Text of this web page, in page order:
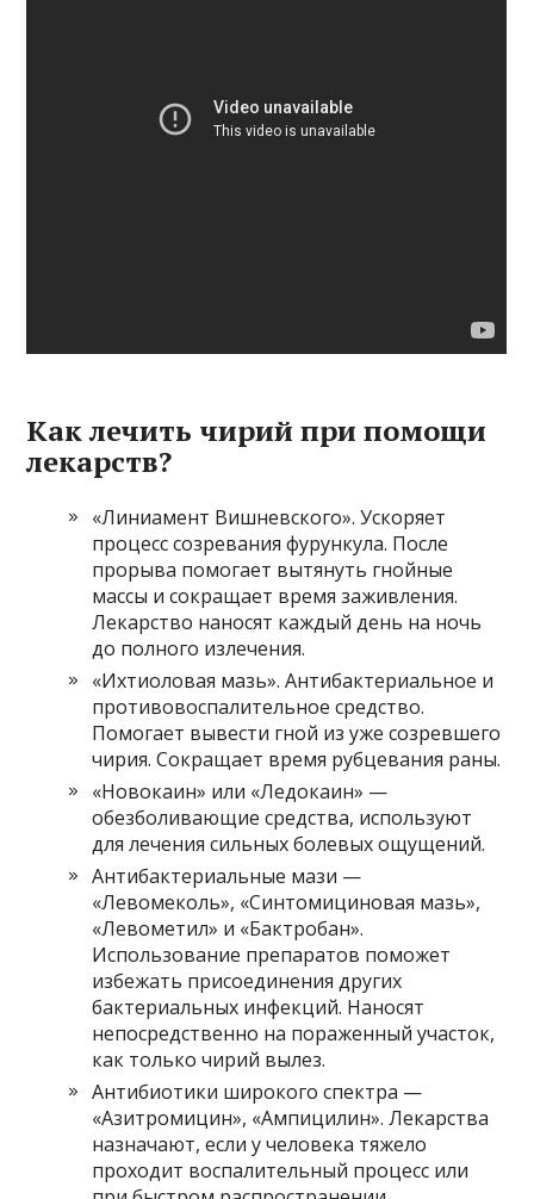
Как лечить чирий при помощи
лекарств?
«Линиамент Вишневского». Ускоряет
процесс созревания фурункула. После
прорыва помогает вытянуть гнойные
массы и сокращает время заживления.
Лекарство наносят каждый день на ночь
до полного излечения.
«Ихтиоловая мазь». Антибактериальное и
противовоспалительное средство.
Помогает вывести гной из уже созревшего
чирия. Сокращает время рубцевания раны.
«Новокаин» или «Ледокаин» —
обезболивающие средства, используют
для лечения сильных болевых ощущений.
Антибактериальные мази —
«Левомеколь», «Синтомициновая мазь»,
«Левометил» и «Бактробан».
Использование препаратов поможет
избежать присоединения других
бактериальных инфекций. Наносят
непосредственно на пораженный участок,
как только чирий вылез.
Антибиотики широкого спектра —
«Азитромицин», «Ампицилин». Лекарства
назначают, если у человека тяжело
проходит воспалительный процесс или